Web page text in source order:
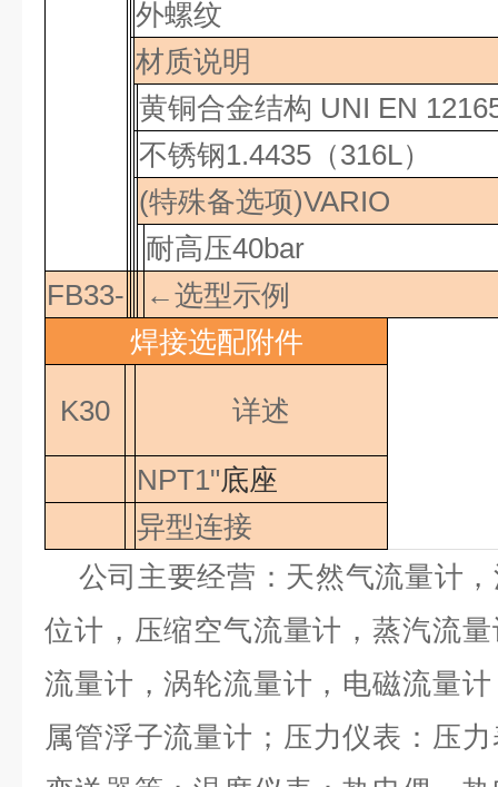
外螺纹
材质说明
黄铜合金结构 UNI EN
不锈钢1.4435 （316L）
(特殊备选项)VARIO
耐高压40bar
FB33-
←选型示例
焊接选配附件
K30 详述
NPT1"底座
异型连接
公司主要经营：天然气流量计
位计，压缩空气流量计，蒸汽流
流量计，涡轮流量计，电磁流量
属管浮子流量计；压力仪表：压